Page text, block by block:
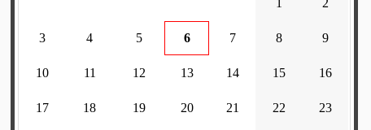
3 4 5 6 7 8 9
10 11 12 13 14 15 16
17 18 19 20 21 22 23